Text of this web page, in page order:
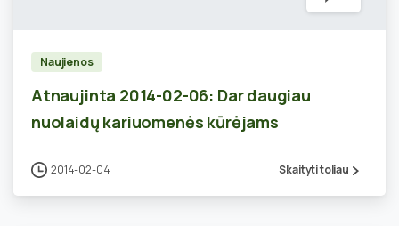
Naujienos
Atnaujinta 2014-02-06: Dar daugiau
nuolaidų kariuomenės kūrėjams
2014-02-04 Skaityti toliau